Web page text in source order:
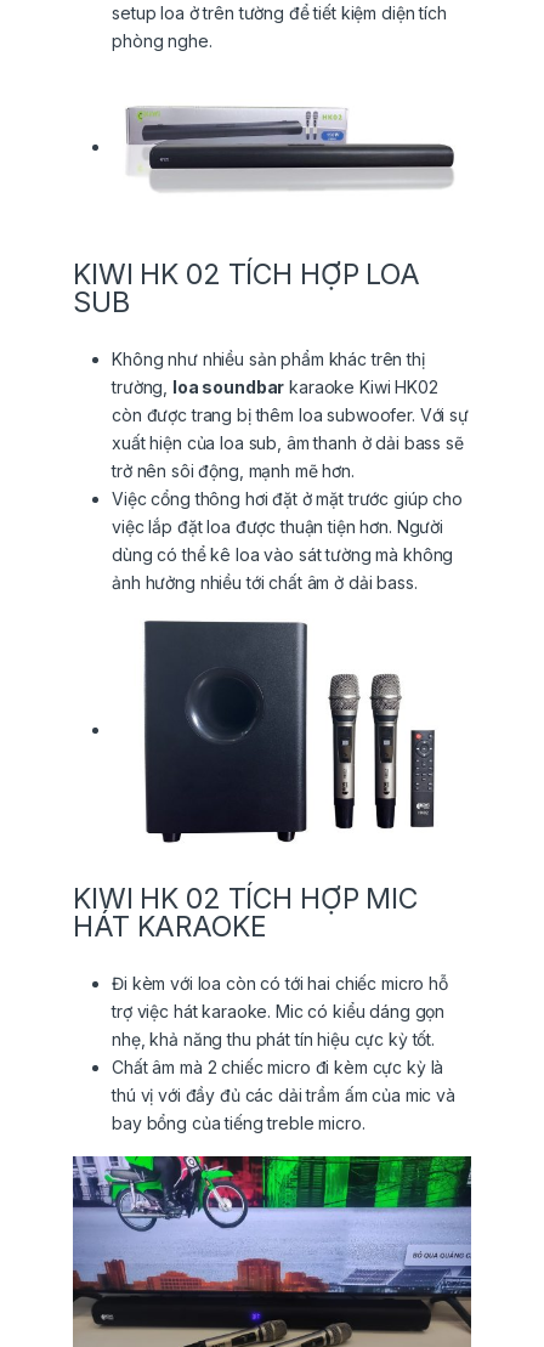
setup loa ở trên tường để tiết kiệm diện tích
phòng nghe.
KIWI HK 02 TÍCH HỢP LOA
SUB
Không như nhiều sản phẩm khác trên thị
trường, loa soundbar karaoke Kiwi HK02
còn được trang bị thêm loa subwoofer. Với sự
xuất hiện của loa sub, âm thanh ở dải bass sẽ
trở nên sôi động, mạnh mẽ hơn.
Việc cổng thông hơi đặt ở mặt trước giúp cho
việc lắp đặt loa được thuận tiện hơn. Người
dùng có thể kê loa vào sát tường mà không
ảnh hưởng nhiều tới chất âm ở dải bass.
KIWI HK 02 TÍCH HỢP MIC
HÁT KARAOKE
Đi kèm với loa còn có tới hai chiếc micro hỗ
trợ việc hát karaoke. Mic có kiểu dáng gọn
nhẹ, khả năng thu phát tín hiệu cực kỳ tốt.
Chất âm mà 2 chiếc micro đi kèm cực kỳ là
thú vị với đầy đủ các dải trầm ấm của mic và
bay bổng của tiếng treble micro.